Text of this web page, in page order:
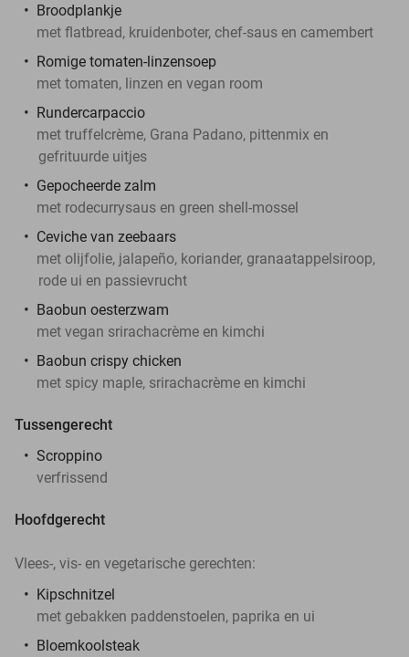
Broodplankje
met flatbread, kruidenboter, chef-saus en camembert
Romige tomaten-linzensoep
met tomaten, linzen en vegan room
Rundercarpaccio
met truffelcrème, Grana Padano, pittenmix en
gefrituurde uitjes
Gepocheerde zalm
met rodecurrysaus en green shell-mossel
Ceviche van zeebaars
met olijfolie, jalapeño, koriander, granaatappelsiroop,
rode ui en passievrucht
Baobun oesterzwam
met vegan srirachacrème en kimchi
Baobun crispy chicken
met spicy maple, srirachacrème en kimchi
Tussengerecht
Scroppino
verfrissend
Hoofdgerecht
Vlees-, vis- en vegetarische gerechten:
Kipschnitzel
met gebakken paddenstoelen, paprika en ui
Bloemkoolsteak